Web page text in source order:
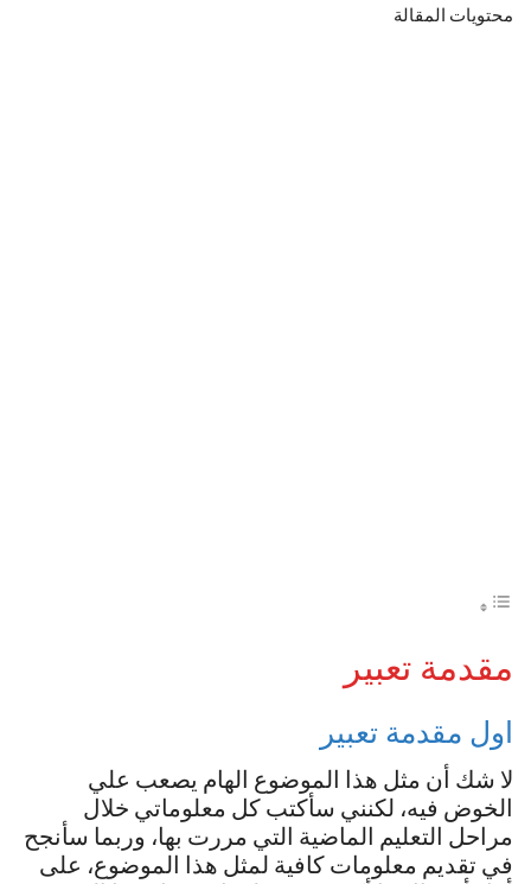
محتويات المقالة
مقدمة تعبير
اول مقدمة تعبير
لا شك أن مثل هذا الموضوع الهام يصعب علي
الخوض فيه، لكنني سأكتب كل معلوماتي خلال
مراحل التعليم الماضية التي مررت بها، وربما سأنجح
في تقديم معلومات كافية لمثل هذا الموضوع، على